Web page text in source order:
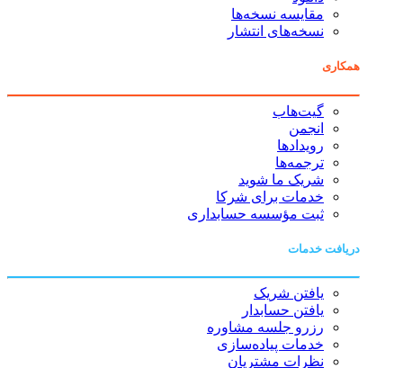
مقایسه نسخه‌ها
نسخه‌های انتشار
همکاری
گیت‌هاب
انجمن
رویدادها
ترجمه‌ها
شریک ما شوید
خدمات برای شرکا
ثبت مؤسسه حسابداری
دریافت خدمات
یافتن شریک
یافتن حسابدار
رزرو جلسه مشاوره
خدمات پیاده‌سازی
نظرات مشتریان